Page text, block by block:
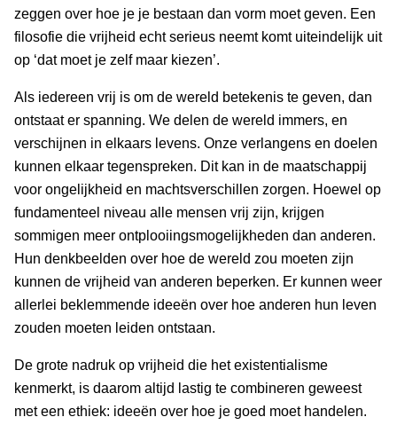
zeggen over hoe je je bestaan dan vorm moet geven. Een
filosofie die vrijheid echt serieus neemt komt uiteindelijk uit
op ‘dat moet je zelf maar kiezen’.
Als iedereen vrij is om de wereld betekenis te geven, dan
ontstaat er spanning. We delen de wereld immers, en
verschijnen in elkaars levens. Onze verlangens en doelen
kunnen elkaar tegenspreken. Dit kan in de maatschappij
voor ongelijkheid en machtsverschillen zorgen. Hoewel op
fundamenteel niveau alle mensen vrij zijn, krijgen
sommigen meer ontplooiingsmogelijkheden dan anderen.
Hun denkbeelden over hoe de wereld zou moeten zijn
kunnen de vrijheid van anderen beperken. Er kunnen weer
allerlei beklemmende ideeën over hoe anderen hun leven
zouden moeten leiden ontstaan.
De grote nadruk op vrijheid die het existentialisme
kenmerkt, is daarom altijd lastig te combineren geweest
met een ethiek: ideeën over hoe je goed moet handelen.